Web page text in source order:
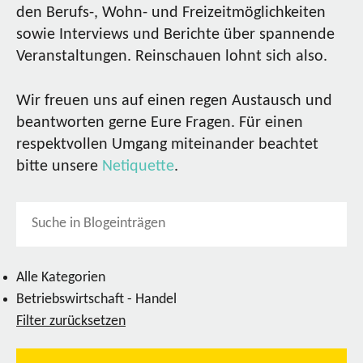
den Berufs-, Wohn- und Freizeitmöglichkeiten
sowie Interviews und Berichte über spannende
Veranstaltungen. Reinschauen lohnt sich also.
Wir freuen uns auf einen regen Austausch und
beantworten gerne Eure Fragen. Für einen
respektvollen Umgang miteinander beachtet
bitte unsere Netiquette.
Alle Kategorien
Betriebswirtschaft - Handel
Filter zurücksetzen